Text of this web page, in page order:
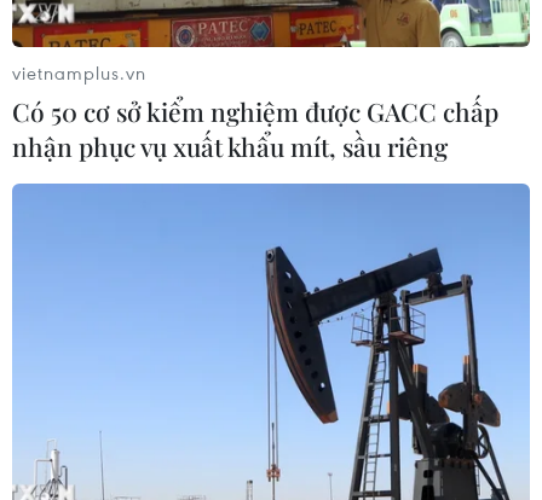
(Ảnh: Minh Sơn/Vietnam+)
vietnamplus.vn
Có 50 cơ sở kiểm nghiệm được GACC chấp
nhận phục vụ xuất khẩu mít, sầu riêng